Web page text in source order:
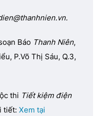
Báo Thanh Niên,
P.Võ Thị Sáu, Q.3,
thi Tiết kiệm điện
tiết: Xem tại